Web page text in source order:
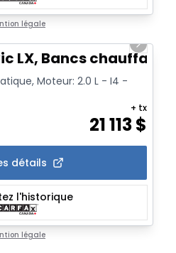
légale
Next
LX, Bancs
Moteur: 2.0 L - I4 -
21 113$
+ tx
détails
l'historique
légale